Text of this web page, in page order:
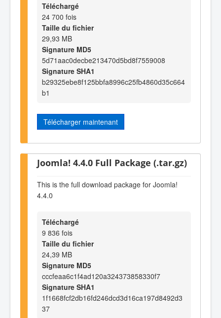
Téléchargé
24 700 fois
Taille du fichier
29,93 MB
Signature MD5
5d71aac0decbe213470d5bd8f7559008
Signature SHA1
b29325ebe8f125bbfa8996c25fb4860d35c664
b1
Télécharger maintenant
Joomla! 4.4.0 Full Package (.tar.gz)
This is the full download package for Joomla!
4.4.0
Téléchargé
9 836 fois
Taille du fichier
24,39 MB
Signature MD5
cccfeaa6c1f4ad120a324373858330f7
Signature SHA1
1f1668fcf2db16fd246dcd3d16ca197d8492d3
37